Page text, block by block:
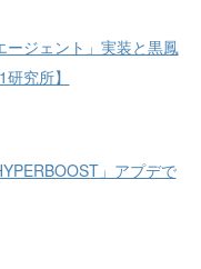
ージェント」実装と黒鳳
究所】
」アプデで